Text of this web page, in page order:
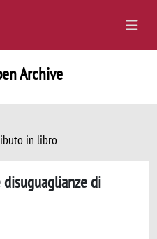
Archive
in libro
di